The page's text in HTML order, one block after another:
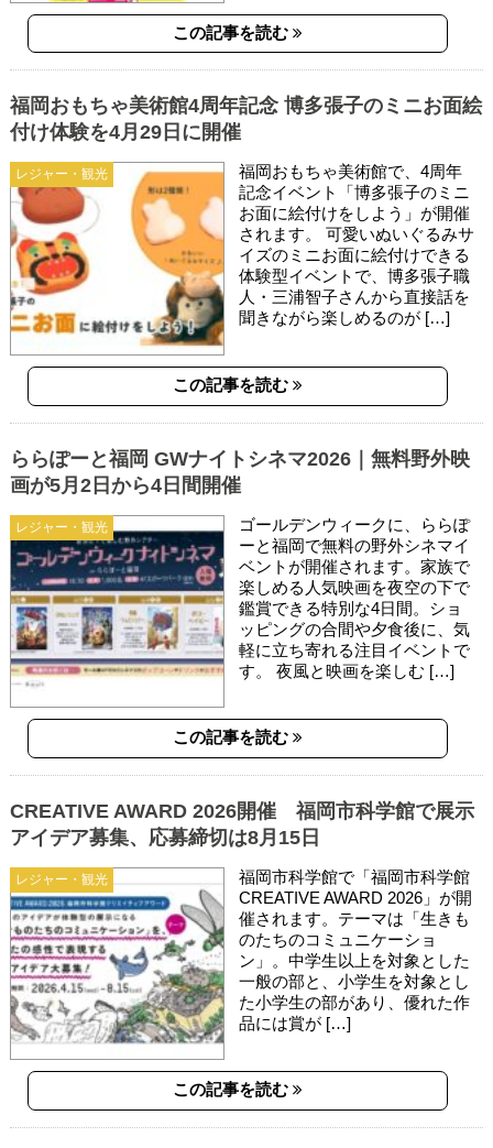
この記事を読む
レジャー・観光
福岡おもちゃ美術館4周年記念 博多張子のミニお面絵
付け体験を4月29日に開催
福岡おもちゃ美術館で、4周年
記念イベント「博多張子のミニ
お面に絵付けをしよう」が開催
されます。 可愛いぬいぐるみサ
イズのミニお面に絵付けできる
体験型イベントで、博多張子職
人・三浦智子さんから直接話を
聞きながら楽しめるのが […]
この記事を読む
レジャー・観光
ららぽーと福岡 GWナイトシネマ2026｜無料野外映
画が5月2日から4日間開催
ゴールデンウィークに、ららぽ
ーと福岡で無料の野外シネマイ
ベントが開催されます。家族で
楽しめる人気映画を夜空の下で
鑑賞できる特別な4日間。ショ
ッピングの合間や夕食後に、気
軽に立ち寄れる注目イベントで
す。 夜風と映画を楽しむ […]
この記事を読む
レジャー・観光
CREATIVE AWARD 2026開催 福岡市科学館で展示
アイデア募集、応募締切は8月15日
福岡市科学館で「福岡市科学館
CREATIVE AWARD 2026」が開
催されます。テーマは「生きも
のたちのコミュニケーショ
ン」。中学生以上を対象とした
一般の部と、小学生を対象とし
た小学生の部があり、優れた作
品には賞が […]
この記事を読む